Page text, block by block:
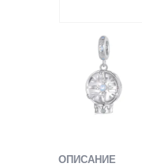
ОПИСАНИЕ